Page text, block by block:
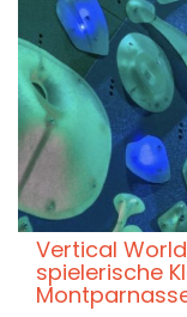
Vertical
spielerische